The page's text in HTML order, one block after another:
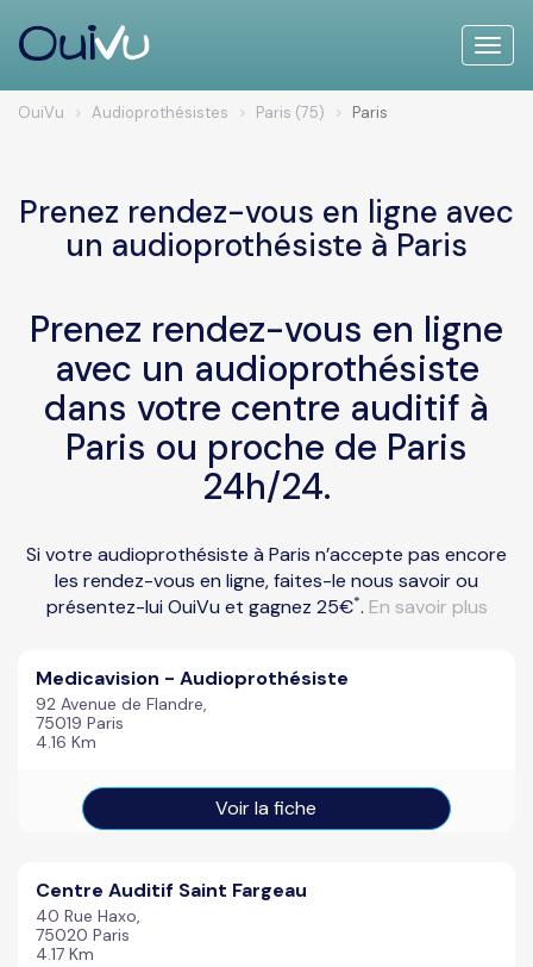
Toggle
OuiVu Audioprothésistes Paris (75) Paris
Prenez rendez-vous en ligne avec
un audioprothésiste à Paris
Prenez rendez-vous en ligne
avec un audioprothésiste
dans votre centre auditif à
Paris ou proche de Paris
24h/24.
Si votre audioprothésiste à Paris n’accepte pas encore
les rendez-vous en ligne, faites-le nous savoir ou
présentez-lui OuiVu et gagnez 25€*. En savoir plus
Medicavision - Audioprothésiste
92 Avenue de Flandre,
75019 Paris
4.16 Km
Voir la fiche
Centre Auditif Saint Fargeau
40 Rue Haxo,
75020 Paris
4.17 Km